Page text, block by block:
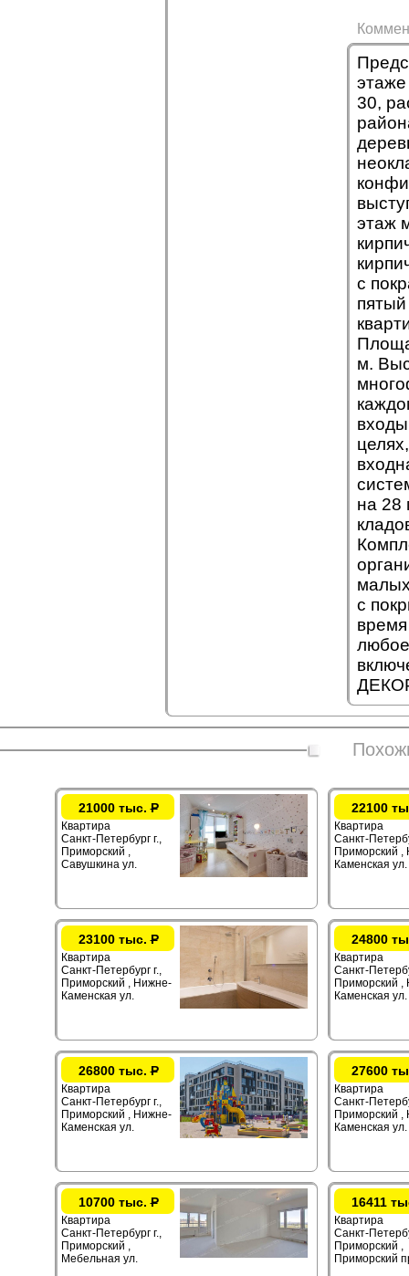
этаже
30,
этаж
с
м.
на 28
с
21000 тыс.Р
Квартира
Санкт-Петербург г.,
Приморский ,
Савушкина ул.
22100
Квартира
Санкт-
Приморский ,
Каменская ул.
23100 тыс.Р
Квартира
Санкт-Петербург г.,
Приморский , Нижне-
Каменская ул.
24800
Квартира
Санкт-
Приморский ,
Каменская ул.
26800 тыс.Р
Квартира
Санкт-Петербург г.,
Приморский , Нижне-
Каменская ул.
27600
Квартира
Санкт-
Приморский ,
Каменская ул.
10700 тыс.Р
Квартира
Санкт-Петербург г.,
Приморский ,
Мебельная ул.
16411
Квартира
Санкт-
Приморский ,
Приморский